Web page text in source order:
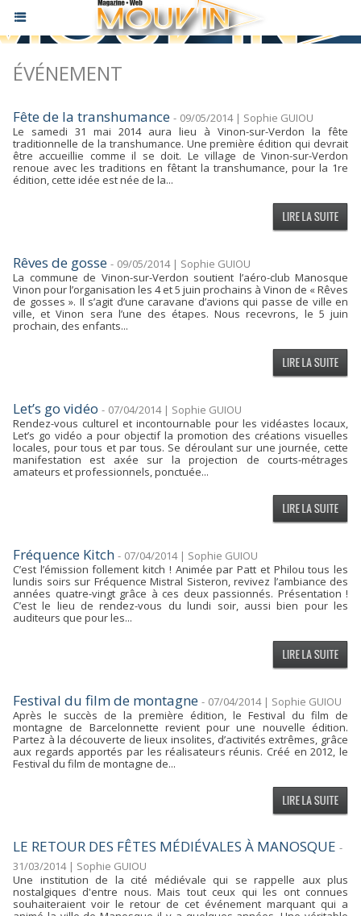
ÉVÉNEMENT
Fête de la transhumance - 09/05/2014 | Sophie GUIOU
Le samedi 31 mai 2014 aura lieu à Vinon-sur-Verdon la fête
traditionnelle de la transhumance. Une première édition qui devrait
être accueillie comme il se doit. Le village de Vinon-sur-Verdon
renoue avec les traditions en fêtant la transhumance, pour la 1re
édition, cette idée est née de la...
Rêves de gosse - 09/05/2014 | Sophie GUIOU
La commune de Vinon-sur-Verdon soutient l’aéro-club Manosque
Vinon pour l’organisation les 4 et 5 juin prochains à Vinon de « Rêves
de gosses ». Il s’agit d’une caravane d’avions qui passe de ville en
ville, et Vinon sera l’une des étapes. Nous recevrons, le 5 juin
prochain, des enfants...
Let’s go vidéo - 07/04/2014 | Sophie GUIOU
Rendez-vous culturel et incontournable pour les vidéastes locaux,
Let’s go vidéo a pour objectif la promotion des créations visuelles
locales, pour tous et par tous. Se déroulant sur une journée, cette
manifestation est axée sur la projection de courts-métrages
amateurs et professionnels, ponctuée...
Fréquence Kitch - 07/04/2014 | Sophie GUIOU
C’est l’émission follement kitch ! Animée par Patt et Philou tous les
lundis soirs sur Fréquence Mistral Sisteron, revivez l’ambiance des
années quatre-vingt grâce à ces deux passionnés. Présentation !
C’est le lieu de rendez-vous du lundi soir, aussi bien pour les
auditeurs que pour les...
Festival du film de montagne - 07/04/2014 | Sophie GUIOU
Après le succès de la première édition, le Festival du film de
montagne de Barcelonnette revient pour une nouvelle édition.
Partez à la découverte de lieux insolites, d’activités extrêmes, grâce
aux regards apportés par les réalisateurs réunis. Créé en 2012, le
Festival du film de montagne de...
LE RETOUR DES FÊTES MÉDIÉVALES À MANOSQUE -
31/03/2014 | Sophie GUIOU
Une institution de la cité médiévale qui se rappelle aux plus
nostalgiques d'entre nous. Mais tout ceux qui les ont connues
souhaiteraient voir le retour de cet événement marquant qui a